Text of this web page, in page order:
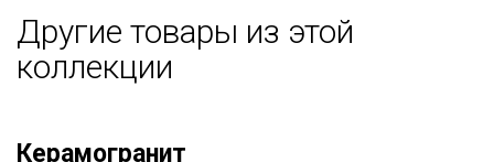
Другие товары из этой
коллекции
Керамогранит